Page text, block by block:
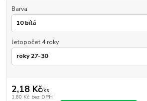
Barva
letopočet 4 roky
2,18 Kč/ks
1,80 Kč bez DPH